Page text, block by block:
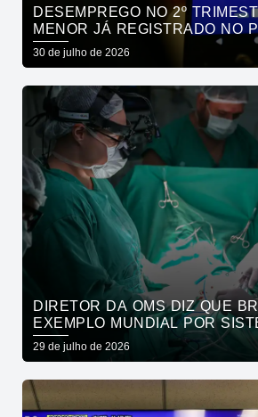
DESEMPREGO NO 2º
MENOR JÁ REGISTRADO NO
30 de julho de 2026
DIRETOR DA OMS DIZ QUE
EXEMPLO MUNDIAL POR
SAÚDE
29 de julho de 2026